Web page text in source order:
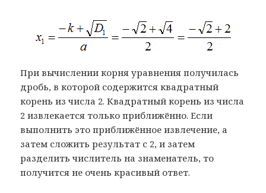
При вычислении корня уравнения получилась
дробь, в которой содержится квадратный
корень из числа 2. Квадратный корень из числа
2 извлекается только приближённо. Если
выполнить это приближённое извлечение, а
затем сложить результат с 2, и затем
разделить числитель на знаменатель, то
получится не очень красивый ответ.